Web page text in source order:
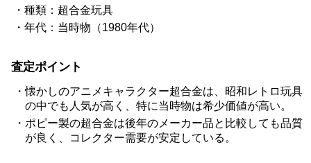
種類：超合金玩具
年代：当時物（1980年代）
査定ポイント
懐かしのアニメキャラクター超合金は、昭和レトロ玩具
の中でも人気が高く、特に当時物は希少価値が高い。
ポピー製の超合金は後年のメーカー品と比較しても品質
が良く、コレクター需要が安定している。